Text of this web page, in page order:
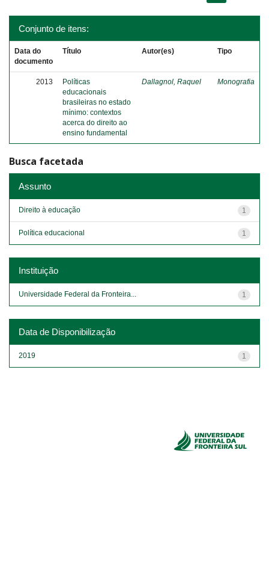
Conjunto de itens:
Data do
documento
Título Autor(es) Tipo
2013
Políticas
educacionais
brasileiras no estado
mínimo: contextos
acerca do direito ao
ensino fundamental
Dallagnol, Raquel Monografia
Busca facetada
Assunto
1
Direito à educação
1
Política educacional
Instituição
1
Universidade Federal da Fronteira...
Data de Disponibilização
1
2019